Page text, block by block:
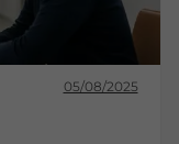
05/08/2025